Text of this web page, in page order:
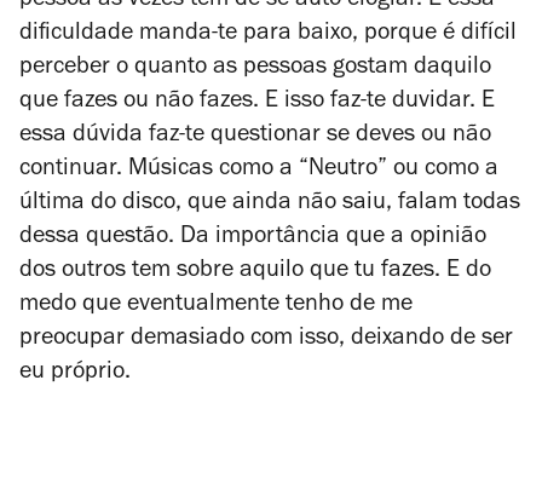
dificuldade manda-te para baixo, porque é difícil
perceber o quanto as pessoas gostam daquilo
que fazes ou não fazes. E isso faz-te duvidar. E
essa dúvida faz-te questionar se deves ou não
continuar. Músicas como a “Neutro” ou como a
última do disco, que ainda não saiu, falam todas
dessa questão. Da importância que a opinião
dos outros tem sobre aquilo que tu fazes. E do
medo que eventualmente tenho de me
preocupar demasiado com isso, deixando de ser
eu próprio.